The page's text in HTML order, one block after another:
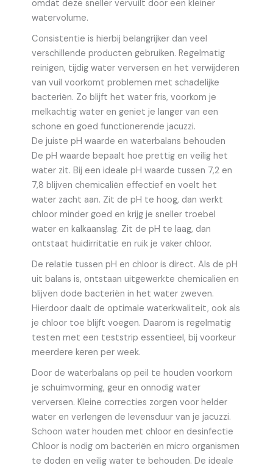
omdat deze sneller vervuilt door een kleiner
watervolume.
Consistentie is hierbij belangrijker dan veel
verschillende producten gebruiken. Regelmatig
reinigen, tijdig water verversen en het verwijderen
van vuil voorkomt problemen met schadelijke
bacteriën. Zo blijft het water fris, voorkom je
melkachtig water en geniet je langer van een
schone en goed functionerende jacuzzi.
De juiste pH waarde en waterbalans behouden
De pH waarde bepaalt hoe prettig en veilig het
water zit. Bij een ideale pH waarde tussen 7,2 en
7,8 blijven chemicaliën effectief en voelt het
water zacht aan. Zit de pH te hoog, dan werkt
chloor minder goed en krijg je sneller troebel
water en kalkaanslag. Zit de pH te laag, dan
ontstaat huidirritatie en ruik je vaker chloor.
De relatie tussen pH en chloor is direct. Als de pH
uit balans is, ontstaan uitgewerkte chemicaliën en
blijven dode bacteriën in het water zweven.
Hierdoor daalt de optimale waterkwaliteit, ook als
je chloor toe blijft voegen. Daarom is regelmatig
testen met een teststrip essentieel, bij voorkeur
meerdere keren per week.
Door de waterbalans op peil te houden voorkom
je schuimvorming, geur en onnodig water
verversen. Kleine correcties zorgen voor helder
water en verlengen de levensduur van je jacuzzi.
Schoon water houden met chloor en desinfectie
Chloor is nodig om bacteriën en micro organismen
te doden en veilig water te behouden. De ideale